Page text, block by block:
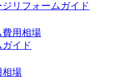
リフォームガイド
費用相場
イド
相場